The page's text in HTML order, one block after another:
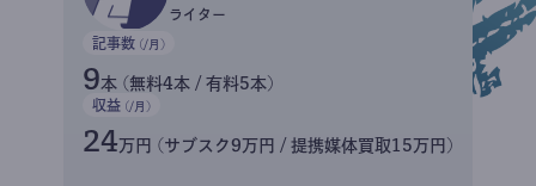
ライター
記事数 (/月)
9本 (無料4本 / 有料5本)
収益 (/月)
24万円 (サブスク9万円 / 提携媒体買取15万円)